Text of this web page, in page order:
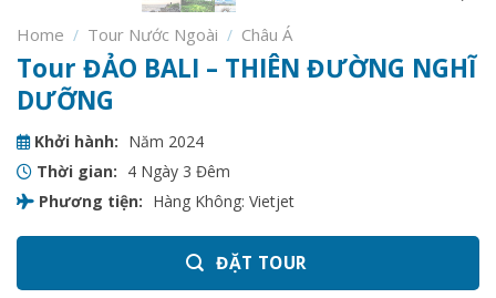
Home / Tour Nước Ngoài / Châu Á
Tour ĐẢO BALI – THIÊN ĐƯỜNG NGHĨ
DƯỠNG
Khởi hành: Năm 2024
Thời gian: 4 Ngày 3 Đêm
Phương tiện: Hàng Không: Vietjet
ĐẶT TOUR